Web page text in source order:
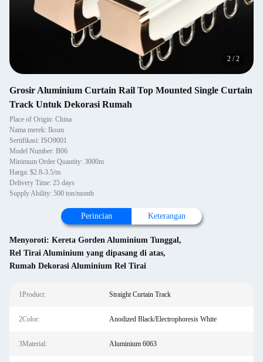
2 /2
Grosir Aluminium Curtain Rail Top Mounted Single Curtain
Track Untuk Dekorasi Rumah
Place of Origin: China
Nama merek: Iksun
Sertifikasi: ISO9001
Model Number: B06
Minimum Order Quantity: 3000m
Harga: $2.8-3.5/m
Delivery Time: 25 days
Supply Ability: 500 ton/month
Perincian Keterangan
Menyoroti: Kereta Gorden Aluminium Tunggal,
Rel Tirai Aluminium yang dipasang di atas,
Rumah Dekorasi Aluminium Rel Tirai
1Product: Straight Curtain Track
2Color: Anodized Black/Electrophoresis White
3Material: Aluminium 6063